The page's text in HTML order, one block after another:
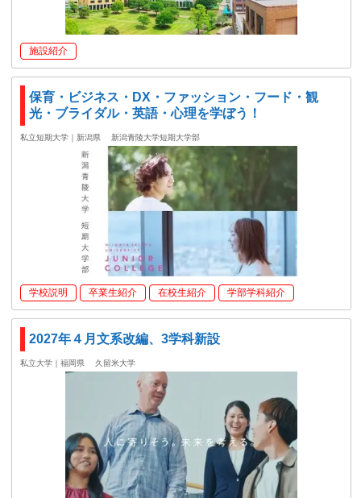
施設紹介
保育・ビジネス・DX・ファッション・フード・観
光・ブライダル・英語・心理を学ぼう！
私立短期大学｜新潟県 新潟青陵大学短期大学部
学校説明 卒業生紹介 在校生紹介 学部学科紹介
2027年４月文系改編、3学科新設
私立大学｜福岡県 久留米大学